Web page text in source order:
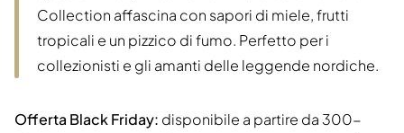
Collection affascina con sapori di miele, frutti
tropicali e un pizzico di fumo. Perfetto per i
collezionisti e gli amanti delle leggende nordiche.
Offerta Black Friday: disponibile a partire da 300-